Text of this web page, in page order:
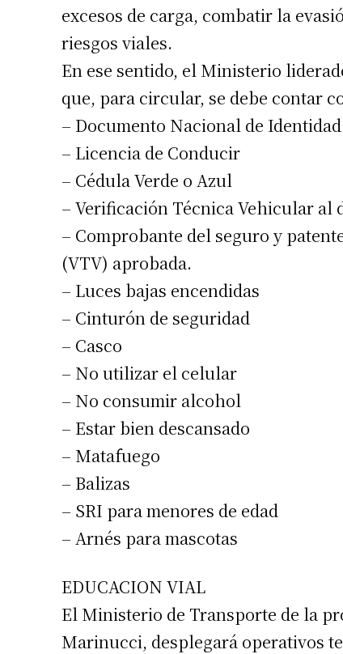
excesos de carga, combatir la
riesgos viales.
En ese sentido, el Ministerio
que, para circular, se debe contar
– Documento Nacional de
– Licencia de Conducir
– Cédula Verde o Azul
– Verificación Técnica Vehicular al
– Comprobante del seguro y
(VTV) aprobada.
– Luces bajas encendidas
– Cinturón de seguridad
– Casco
– No utilizar el celular
– No consumir alcohol
– Estar bien descansado
– Matafuego
– Balizas
– SRI para menores de edad
– Arnés para mascotas
EDUCACION VIAL
El Ministerio de Transporte de la
Marinucci, desplegará operativos